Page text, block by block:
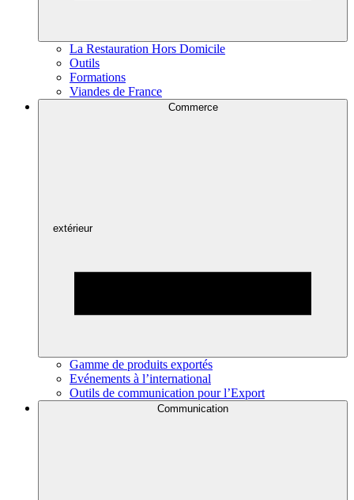
La Restauration Hors Domicile
Outils
Formations
Viandes de France
Commerce
extérieur
Gamme de produits exportés
Evénements à l’international
Outils de communication pour l’Export
Communication